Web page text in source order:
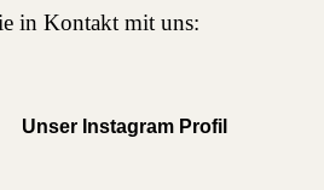
in Kontakt mit uns:
Unser Instagram Profil